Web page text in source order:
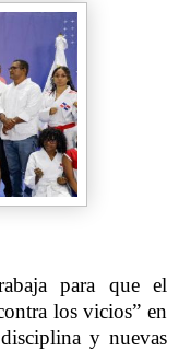
para que el
los vicios” en
y nuevas